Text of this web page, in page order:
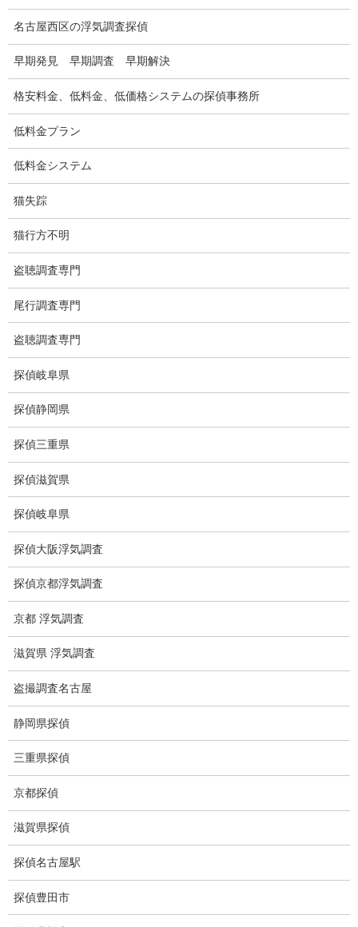
盗聴調査
盗聴調査料金
盗聴器の種類
ご依頼の注意点
世界の盗聴事情
電磁波とは
ストーカー調査
待ち伏せ
集団ストーカー
GPS発見調査
盗難車両調査
盗撮犯防止対策調査
痴漢防止対策調査
下着窃盗犯防止対策調査
猫犬の捜索
所在調査
身元調査
人探し
失踪・家出調査
ストーカー関連調査料金
所在調査 家出調査料金
名古屋西区の浮気調査探偵
早期発見 早期調査 早期解決
格安料金、低料金、低価格システムの探偵事務所
低料金プラン
低料金システム
猫失踪
猫行方不明
盗聴調査専門
尾行調査専門
盗聴調査専門
探偵岐阜県
探偵静岡県
探偵三重県
探偵滋賀県
探偵岐阜県
探偵大阪浮気調査
探偵京都浮気調査
京都 浮気調査
滋賀県 浮気調査
盗撮調査名古屋
静岡県探偵
三重県探偵
京都探偵
滋賀県探偵
探偵名古屋駅
探偵豊田市